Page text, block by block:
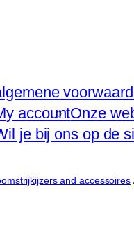
accountOnze
je bij ons op de
and accessoires